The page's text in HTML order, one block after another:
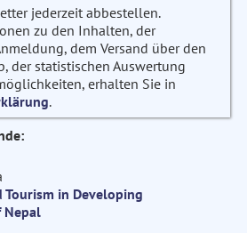
jederzeit abbestellen.
zu den Inhalten, der
dem Versand über den
der statistischen Auswertung
erhalten Sie in
.
in Developing
Nepal